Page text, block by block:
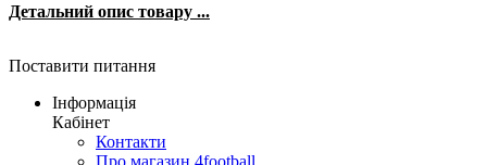
Детальний опис товару ...
Поставити питання
Інформація
Кабінет
Контакти
Про магазин 4football